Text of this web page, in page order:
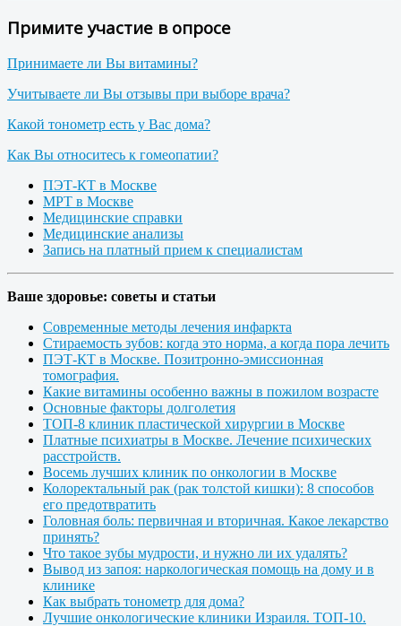
Примите участие в опросе
Принимаете ли Вы витамины?
Учитываете ли Вы отзывы при выборе врача?
Какой тонометр есть у Вас дома?
Как Вы относитесь к гомеопатии?
ПЭТ-КТ в Москве
МРТ в Москве
Медицинские справки
Медицинские анализы
Запись на платный прием к специалистам
Ваше здоровье: советы и статьи
Современные методы лечения инфаркта
Стираемость зубов: когда это норма, а когда пора лечить
ПЭТ-КТ в Москве. Позитронно-эмиссионная
томография.
Какие витамины особенно важны в пожилом возрасте
Основные факторы долголетия
ТОП-8 клиник пластической хирургии в Москве
Платные психиатры в Москве. Лечение психических
расстройств.
Восемь лучших клиник по онкологии в Москве
Колоректальный рак (рак толстой кишки): 8 способов
его предотвратить
Головная боль: первичная и вторичная. Какое лекарство
принять?
Что такое зубы мудрости, и нужно ли их удалять?
Вывод из запоя: наркологическая помощь на дому и в
клинике
Как выбрать тонометр для дома?
Лучшие онкологические клиники Израиля. ТОП-10.